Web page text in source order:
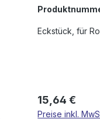
Eckstück, für
Regulärer
15,64 €
Preise inkl.